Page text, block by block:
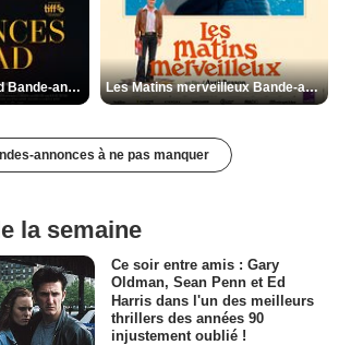
Les Silences de Riyad Bande-annonce VO STFR Les Matins merveilleux Bande-annonce VF
annonces à ne pas manquer
la semaine
Ce soir entre amis : Gary
Oldman, Sean Penn et Ed
Harris dans l'un des meilleurs
thrillers des années 90
injustement oublié !